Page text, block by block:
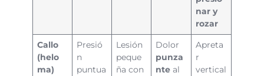
nar y
rozar
Callo
(helo
ma)
Presió
n
puntua
Lesión
peque
ña con
Dolor
punza
nte al
Apreta
r
vertical